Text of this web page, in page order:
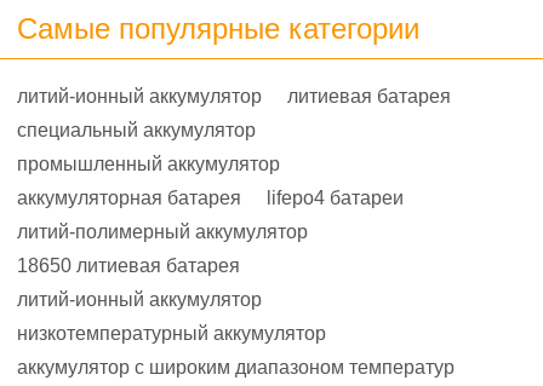
Самые популярные категории
литий-ионный аккумулятор
литиевая батарея
специальный аккумулятор
промышленный аккумулятор
аккумуляторная батарея
lifepo4 батареи
литий-полимерный аккумулятор
18650 литиевая батарея
литий-ионный аккумулятор
низкотемпературный аккумулятор
аккумулятор с широким диапазоном температур